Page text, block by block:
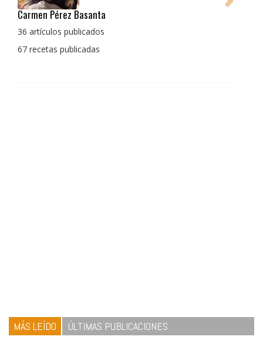
Pedro Manuel Collado Cruz
La cocina para mi es producto bien tratado sin
con un toque diferente